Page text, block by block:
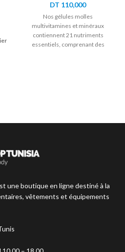
DT 110,000
Nos gélules molles
multivitamines et minéraux
contiennent 21 nutriments
essentiels, comprenant des
une boutique en ligne destiné à la
vêtements et équipements